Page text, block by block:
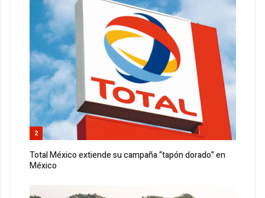
2
Total México extiende su campaña “tapón dorado” en
México